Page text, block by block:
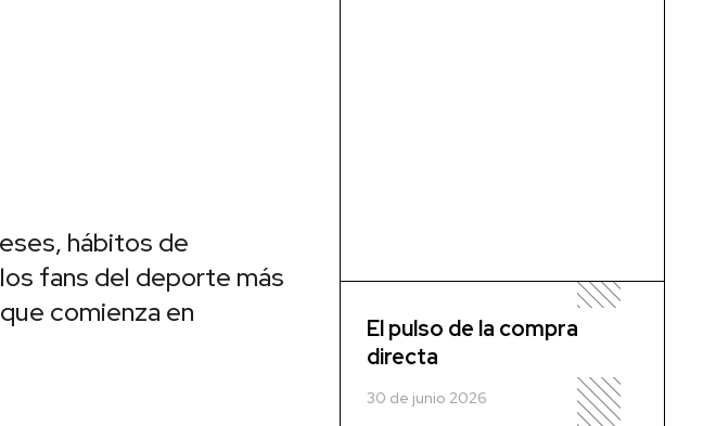
hábitos de
fans del deporte más
comienza en
El pulso de la compra
directa
30 de junio 2026